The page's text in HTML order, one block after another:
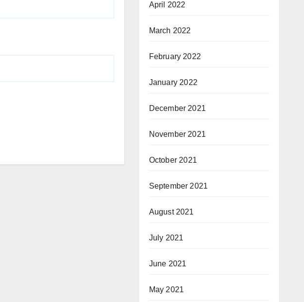
April 2022
March 2022
February 2022
January 2022
December 2021
November 2021
October 2021
September 2021
August 2021
July 2021
June 2021
May 2021